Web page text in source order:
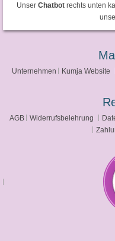
Unser Chatbotrechts unten
Unternehmen Kumja Website
AGB Widerrufsbelehrung